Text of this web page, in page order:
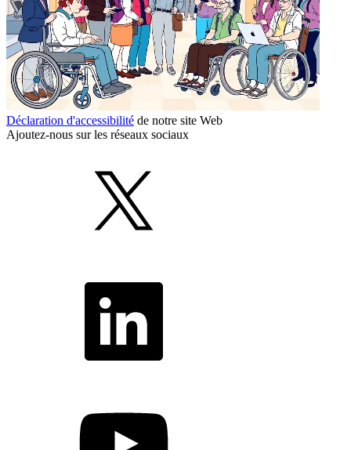
Déclaration d'accessibilité de notre site Web
Ajoutez-nous sur les réseaux sociaux